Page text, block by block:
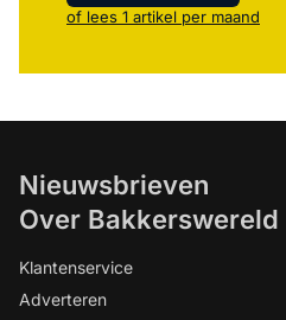
of lees 1 artikel per maand
Nieuwsbrieven
Over Bakkerswereld
Klantenservice
Adverteren